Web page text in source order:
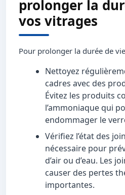
prolonger la
vos vitrages
Pour prolonger la durée de
Nettoyez
cadres avec des
Évitez les produits
l’ammoniaque qui
endommager le
Vérifiez l’état des
nécessaire pour
d’air ou d’eau. Les
causer des pertes
importantes.